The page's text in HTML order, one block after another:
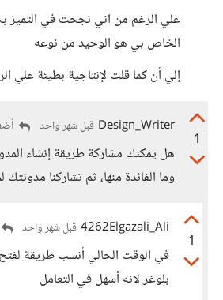
علي الرغم من اني نجحت في التميز
الخاص بي هو الوحيد من نوعه
إلي أن كما قلت لإنتاجية بطيئة علي
1
Design_Writer قبل شهر واحد
هل يمكنك مشاركة طريقة إنشاء
وما الفائدة منها، ثم تشاركنا
1
4262Elgazali_Ali قبل شهر واحد
في الوقت الحالي أنسب طريقة
بلوغر لانه أسهل في التعامل